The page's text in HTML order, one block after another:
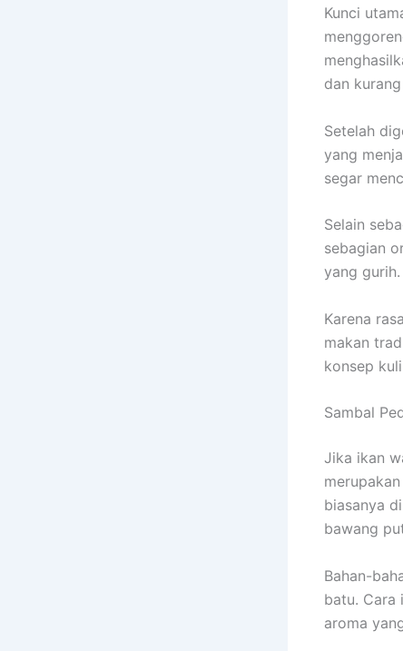
Kunci
dan
Setelah
yang
segar
Selain
sebagian
yang gurih.
Karena
makan
konsep
Sambal
Jika ikan
biasanya
bawang
Bahan-
batu. Cara
aroma